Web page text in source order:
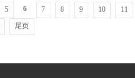
5 6 7 8 9 10 11
尾页